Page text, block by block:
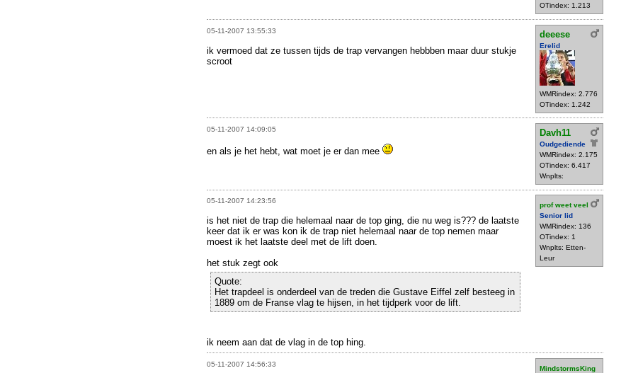
OTindex: 1.213
05-11-2007 13:55:33 deeese
Erelid
WMRindex: 2.776
OTindex: 1.242
ik vermoed dat ze tussen tijds de trap vervangen hebbben maar duur stukje
scroot
05-11-2007 14:09:05 Davh11
Oudgediende
WMRindex: 2.175
OTindex: 6.417
Wnplts:
en als je het hebt, wat moet je er dan mee
05-11-2007 14:23:56
prof weet veel
Senior lid
WMRindex: 136
OTindex: 1
Wnplts: Etten-
Leur
is het niet de trap die helemaal naar de top ging, die nu weg is??? de laatste
keer dat ik er was kon ik de trap niet helemaal naar de top nemen maar
moest ik het laatste deel met de lift doen.
het stuk zegt ook
Quote:
Het trapdeel is onderdeel van de treden die Gustave Eiffel zelf besteeg in
1889 om de Franse vlag te hijsen, in het tijdperk voor de lift.
ik neem aan dat de vlag in de top hing.
05-11-2007 14:56:33
MindstormsKing